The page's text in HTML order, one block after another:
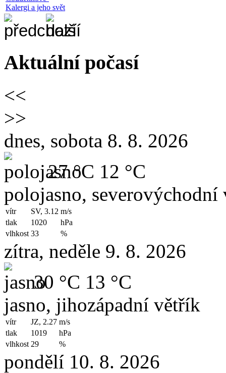
Kalergi a jeho svět
Aktuální počasí
<<
>>
dnes, sobota 8. 8. 2026
27 °C 12 °C
polojasno, severovýchodní
vítr SV, 3.12 m/s
tlak
1020
hPa
vlhkost 33 %
zítra, neděle 9. 8. 2026
30 °C 13 °C
jasno, jihozápadní větřík
vítr JZ, 2.27 m/s
tlak
1019
hPa
vlhkost 29 %
pondělí 10. 8. 2026